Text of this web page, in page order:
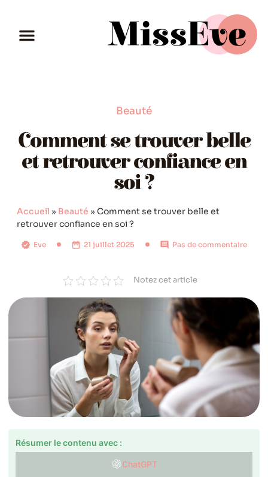
Beauté
Comment se trouver belle
et retrouver confiance en
soi ?
Accueil » Beauté » Comment se trouver belle et
retrouver confiance en soi ?
Eve 21 juillet 2025 Pas de commentaire
Notez cet article
Résumer le contenu avec :
ChatGPT